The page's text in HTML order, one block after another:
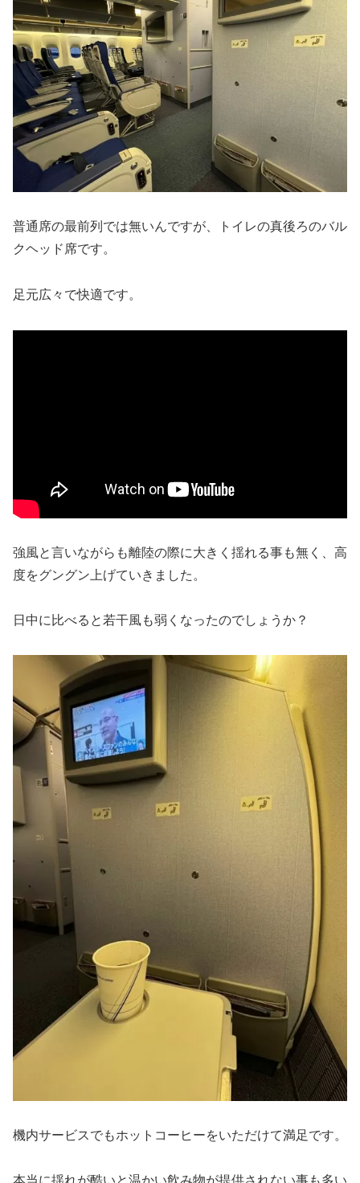
普通席の最前列では無いんですが、トイレの真後ろのバル
クヘッド席です。
足元広々で快適です。
強風と言いながらも離陸の際に大きく揺れる事も無く、高
度をグングン上げていきました。
日中に比べると若干風も弱くなったのでしょうか？
機内サービスでもホットコーヒーをいただけて満足です。